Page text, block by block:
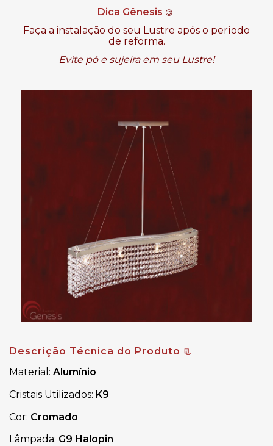
Dica Gênesis 😉
Faça a instalação do seu Lustre após o período
de reforma.
Evite pó e sujeira em seu Lustre!
Descrição Técnica do Produto 📃
Material: Alumínio
Cristais Utilizados: K9
Cor: Cromado
Lâmpada: G9 Halopin